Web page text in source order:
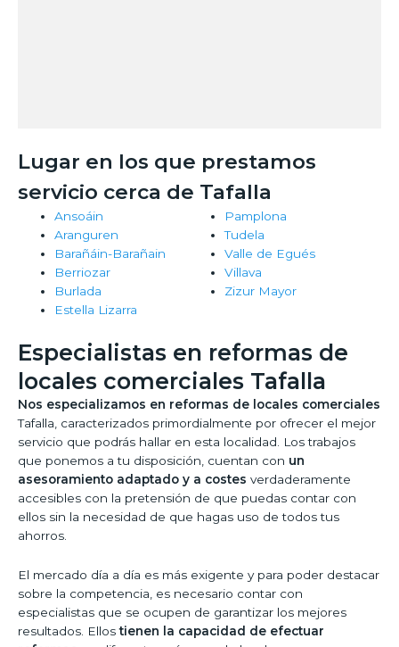
Lugar en los que prestamos
servicio cerca de Tafalla
Ansoáin
Aranguren
Barañáin-Barañain
Berriozar
Burlada
Estella Lizarra
Pamplona
Tudela
Valle de Egués
Villava
Zizur Mayor
Especialistas en reformas de
locales comerciales Tafalla
Nos especializamos en reformas de locales comerciales
Tafalla, caracterizados primordialmente por ofrecer el mejor
servicio que podrás hallar en esta localidad. Los trabajos
que ponemos a tu disposición, cuentan con un
asesoramiento adaptado y a costes verdaderamente
accesibles con la pretensión de que puedas contar con
ellos sin la necesidad de que hagas uso de todos tus
ahorros.
El mercado día a día es más exigente y para poder destacar
sobre la competencia, es necesario contar con
especialistas que se ocupen de garantizar los mejores
resultados. Ellostienen la capacidad de efectuar